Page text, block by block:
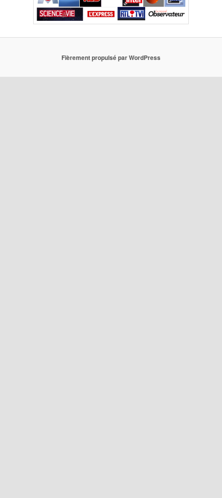
Fièrement propulsé par WordPress